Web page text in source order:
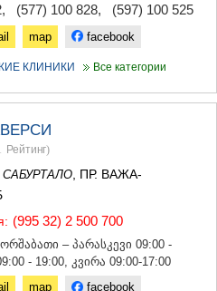
, (577) 100 828, (597) 100 525
map facebook
КЛИНИКИ Все категории
Рейтинг)
САБУРТАЛО , ПР. ВАЖА-
(995 32) 2 500 700
ორშაბათი – პარასკევი 09:00 -
- 19:00, კვირა 09:00-17:00
map facebook